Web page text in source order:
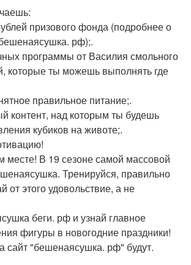
призового фонда (подробнее о
рф);.
программы от Василия смольного
которые ты можешь выполнять где
правильное питание;.
контент, над которым ты будешь
кубиков на животе;.
месте! В 19 сезоне самой массовой
Тренируйся, правильно
от этого удовольствие, а не
беги. рф и узнай главное
фигуры в новогодние праздники!
сайт "бешенаясушка. рф" будут.